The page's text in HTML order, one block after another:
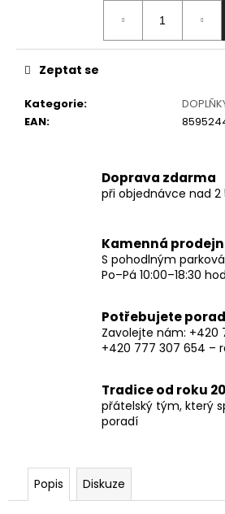
Kategorie:
EAN:
Zeptat se
Doprava zdarma
při objednávce nad 2
Kamenná
S pohodlným
Po–Pá 10:00–18:30
Potřebujete
Zavolejte nám: +420
+420 777 307 654 –
Tradice od roku
přátelský tým, který
poradí
Popis Diskuze
č
u
e
m